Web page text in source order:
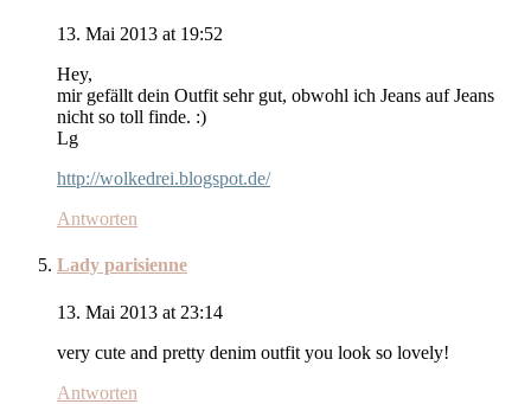
13. Mai 2013 at 19:52
Hey,
mir gefällt dein Outfit sehr gut, obwohl ich Jeans auf Jeans
nicht so toll finde. :)
Lg
http://wolkedrei.blogspot.de/
Antworten
Lady parisienne
13. Mai 2013 at 23:14
very cute and pretty denim outfit you look so lovely!
Antworten